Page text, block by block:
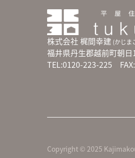
株式会社 梶間幸建 (かじま
福井県丹生郡越前町朝日
TEL:0120-223-225
Copyright © 2025